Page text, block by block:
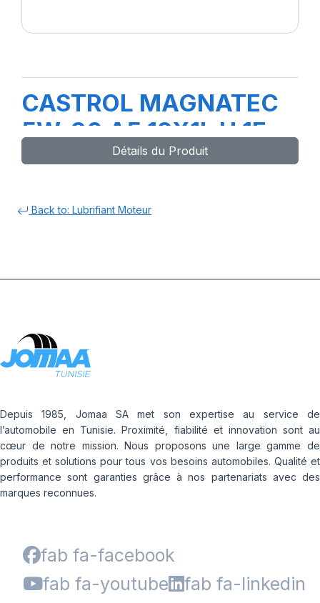
CASTROL MAGNATEC
5W-30 A5 12X1L H 1F
Détails du Produit
Back to: Lubrifiant Moteur
Depuis 1985, Jomaa SA met son expertise au service de
l’automobile en Tunisie. Proximité, fiabilité et innovation sont au
cœur de notre mission. Nous proposons une large gamme de
produits et solutions pour tous vos besoins automobiles. Qualité et
performance sont garanties grâce à nos partenariats avec des
marques reconnues.
fab fa-facebook
fab fa-youtube
fab fa-linkedin